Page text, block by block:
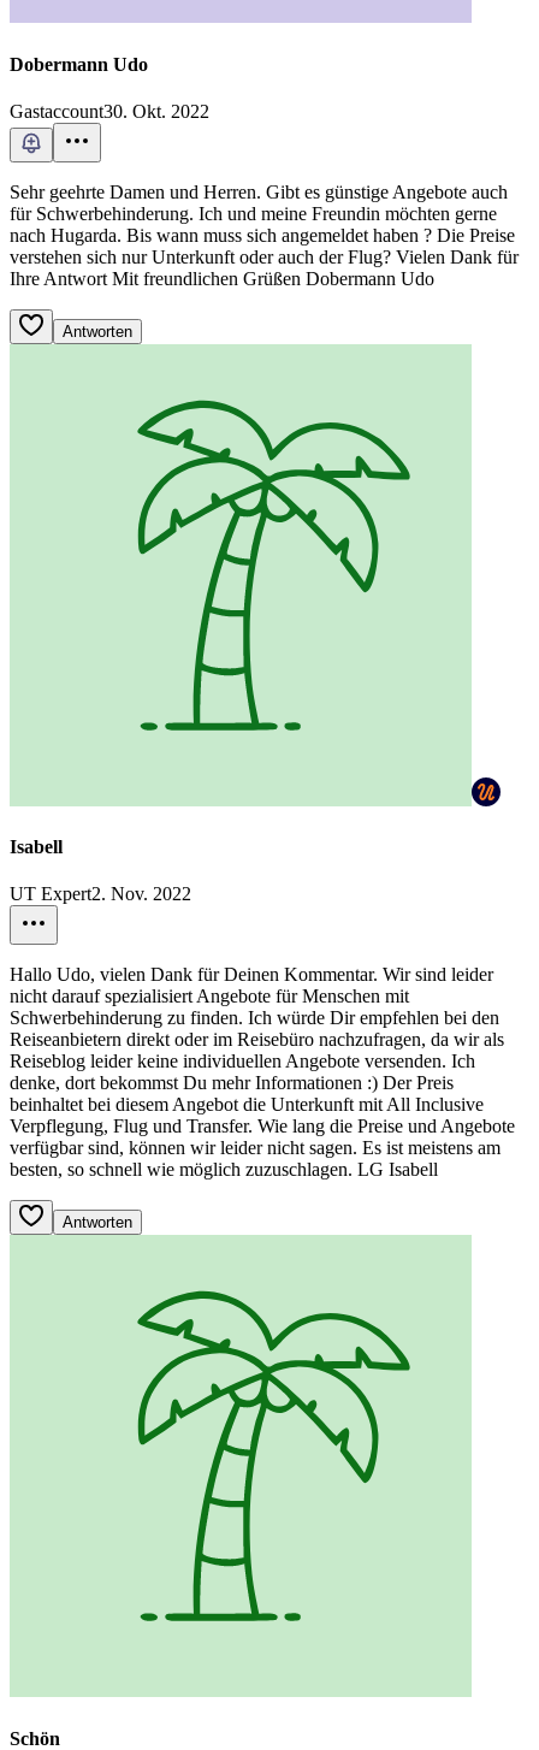
Dobermann Udo
Gastaccount30. Okt. 2022
Sehr geehrte Damen und Herren. Gibt es günstige Angebote auch
für Schwerbehinderung. Ich und meine Freundin möchten gerne
nach Hugarda. Bis wann muss sich angemeldet haben ? Die Preise
verstehen sich nur Unterkunft oder auch der Flug? Vielen Dank für
Ihre Antwort Mit freundlichen Grüßen Dobermann Udo
Antworten
Isabell
UT Expert2. Nov. 2022
Hallo Udo, vielen Dank für Deinen Kommentar. Wir sind leider
nicht darauf spezialisiert Angebote für Menschen mit
Schwerbehinderung zu finden. Ich würde Dir empfehlen bei den
Reiseanbietern direkt oder im Reisebüro nachzufragen, da wir als
Reiseblog leider keine individuellen Angebote versenden. Ich
denke, dort bekommst Du mehr Informationen :) Der Preis
beinhaltet bei diesem Angebot die Unterkunft mit All Inclusive
Verpflegung, Flug und Transfer. Wie lang die Preise und Angebote
verfügbar sind, können wir leider nicht sagen. Es ist meistens am
besten, so schnell wie möglich zuzuschlagen. LG Isabell
Antworten
Schön